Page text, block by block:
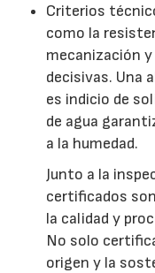
Criterios
como la
mecanización
decisivas. Una
es indicio de
de agua
a la humedad.
Junto a la
certificados
la calidad y
No solo
origen y la